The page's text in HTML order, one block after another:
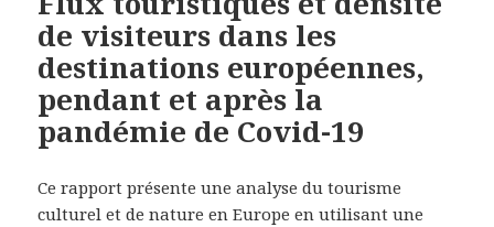
de visiteurs dans les
destinations européennes,
pendant et après la
pandémie de Covid-19
Ce rapport présente une analyse du tourisme
culturel et de nature en Europe en utilisant une